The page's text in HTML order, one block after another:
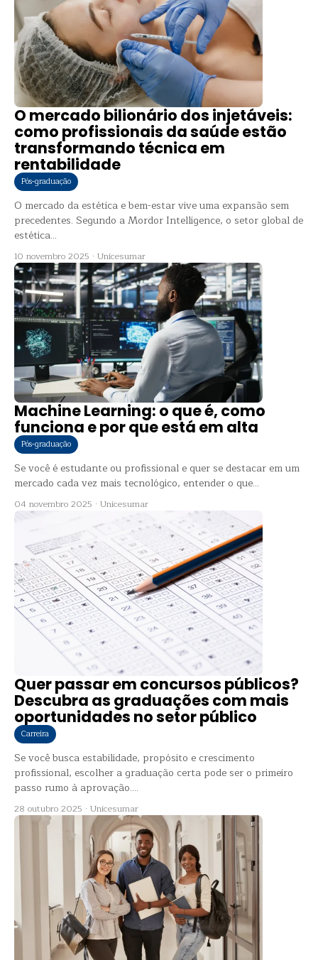
O mercado bilionário dos injetáveis:
como profissionais da saúde estão
transformando técnica em
rentabilidade
Pós-graduação
O mercado da estética e bem-estar vive uma expansão sem
precedentes. Segundo a Mordor Intelligence, o setor global de
estética...
10 novembro 2025 · Unicesumar
Machine Learning: o que é, como
funciona e por que está em alta
Pós-graduação
Se você é estudante ou profissional e quer se destacar em um
mercado cada vez mais tecnológico, entender o que...
04 novembro 2025 · Unicesumar
Quer passar em concursos públicos?
Descubra as graduações com mais
oportunidades no setor público
Carreira
Se você busca estabilidade, propósito e crescimento
profissional, escolher a graduação certa pode ser o primeiro
passo rumo à aprovação....
28 outubro 2025 · Unicesumar